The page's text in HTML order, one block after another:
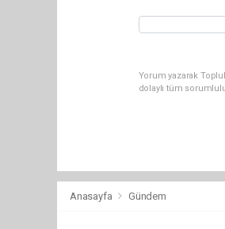
Yorum yazarak
dolaylı tüm
Anasayfa Gündem